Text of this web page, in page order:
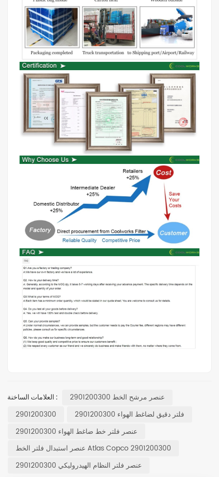
العلامات الساخنة :
عنصر مرشح الخط 2901200300
2901200300
فلتر دقيق لضاغط الهواء 2901200300
عنصر فلتر خط ضاغط الهواء 2901200300
عنصر استبدال فلتر الخط Atlas Copco 2901200300
عنصر فلتر النظام الهيدروليكي 2901200300